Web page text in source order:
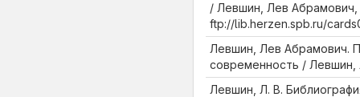
/ Левшин, Лев Абрамович,
ftp://lib.herzen.spb.ru/
Левшин, Лев Абрамович.
современность / Левшин,
Левшин, Л. В.